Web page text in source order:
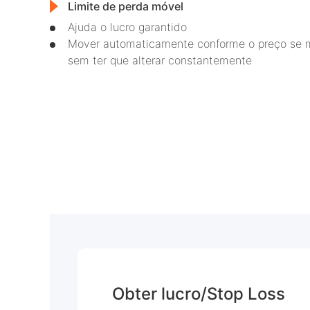
Limite de perda móvel
Ajuda o lucro garantido
Mover automaticamente conforme o preço se
sem ter que alterar constantemente
Obter lucro/Stop Loss